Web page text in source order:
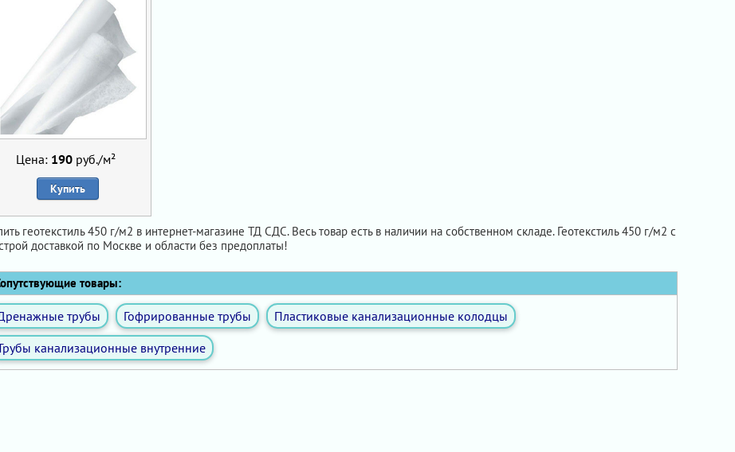
Цена: 190руб./м²
Купить
геотекстиль 450 г/м2 в интернет-магазине ТД СДС. Весь товар есть в наличии на собственном складе. Геотекстиль 450 г/м2 с
доставкой по Москве и области без предоплаты!
товары:
трубы Гофрированные трубы
Пластиковые канализационные колодцы
канализационные внутренние